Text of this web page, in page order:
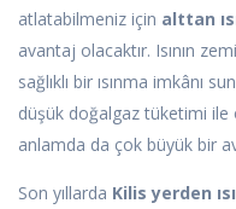
atlatabilmeniz için alttan
avantaj olacaktır. Isının
sağlıklı bir ısınma imkânı
düşük doğalgaz tüketimi
anlamda da çok büyük bir
Son yıllarda Kilis yerden